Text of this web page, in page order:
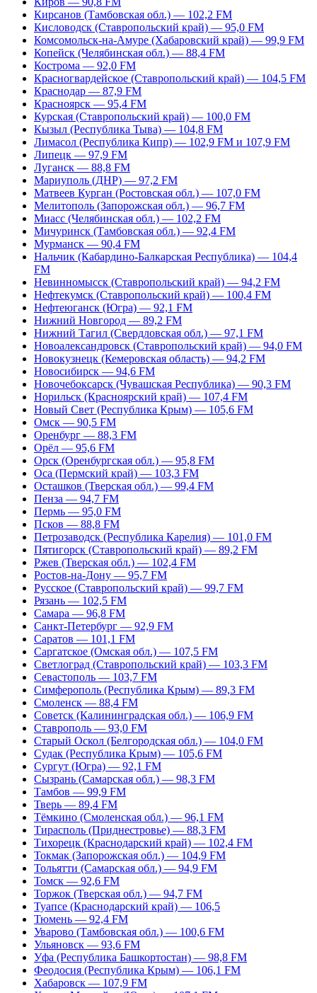
Кирсанов (Тамбовская обл.) — 102,2 FM
Кисловодск (Ставропольский край) — 95,0 FM
Комсомольск-на-Амуре (Хабаровский край) — 99,9 FM
Копейск (Челябинская обл.) — 88,4 FM
Кострома — 92,0 FM
Красногвардейское (Ставропольский край) — 104,5 FM
Краснодар — 87,9 FM
Красноярск — 95,4 FM
Курская (Ставропольский край) — 100,0 FM
Кызыл (Республика Тыва) — 104,8 FM
Лимасол (Республика Кипр) — 102,9 FM и 107,9 FM
Липецк — 97,9 FM
Луганск — 88,8 FM
Мариуполь (ДНР) — 97,2 FM
Матвеев Курган (Ростовская обл.) — 107,0 FM
Мелитополь (Запорожская обл.) — 96,7 FM
Миасс (Челябинская обл.) — 102,2 FM
Мичуринск (Тамбовская обл.) — 92,4 FM
Мурманск — 90,4 FM
Нальчик (Кабардино-Балкарская Республика) — 104,4
FM
Невинномысск (Ставропольский край) — 94,2 FM
Нефтекумск (Ставропольский край) — 100,4 FM
Нефтеюганск (Югра) — 92,1 FM
Нижний Новгород — 89,2 FM
Нижний Тагил (Свердловская обл.) — 97,1 FM
Новоалександровск (Ставропольский край) — 94,0 FM
Новокузнецк (Кемеровская область) — 94,2 FM
Новосибирск — 94,6 FM
Новочебоксарск (Чувашская Республика) — 90,3 FM
Норильск (Красноярский край) — 107,4 FM
Новый Свет (Республика Крым) — 105,6 FM
Омск — 90,5 FM
Оренбург — 88,3 FM
Орёл — 95,6 FM
Орск (Оренбургская обл.) — 95,8 FM
Оса (Пермский край) — 103,3 FM
Осташков (Тверская обл.) — 99,4 FM
Пенза — 94,7 FM
Пермь — 95,0 FM
Псков — 88,8 FM
Петрозаводск (Республика Карелия) — 101,0 FM
Пятигорск (Ставропольский край) — 89,2 FM
Ржев (Тверская обл.) — 102,4 FM
Ростов-на-Дону — 95,7 FM
Русское (Ставропольский край) — 99,7 FM
Рязань — 102,5 FM
Самара — 96,8 FM
Санкт-Петербург — 92,9 FM
Саратов — 101,1 FM
Саргатское (Омская обл.) — 107,5 FM
Светлоград (Ставропольский край) — 103,3 FM
Севастополь — 103,7 FM
Симферополь (Республика Крым) — 89,3 FM
Смоленск — 88,4 FM
Советск (Калининградская обл.) — 106,9 FM
Ставрополь — 93,0 FM
Старый Оскол (Белгородская обл.) — 104,0 FM
Судак (Республика Крым) — 105,6 FM
Сургут (Югра) — 92,1 FM
Сызрань (Самарская обл.) — 98,3 FM
Тамбов — 99,9 FM
Тверь — 89,4 FM
Тёмкино (Смоленская обл.) — 96,1 FM
Тирасполь (Приднестровье) — 88,3 FM
Тихорецк (Краснодарский край) — 102,4 FM
Токмак (Запорожская обл.) — 104,9 FM
Тольятти (Самарская обл.) — 94,9 FM
Томск — 92,6 FM
Торжок (Тверская обл.) — 94,7 FM
Туапсе (Краснодарский край) — 106,5
Тюмень — 92,4 FM
Уварово (Тамбовская обл.) — 100,6 FM
Ульяновск — 93,6 FM
Уфа (Республика Башкортостан) — 98,8 FM
Феодосия (Республика Крым) — 106,1 FM
Хабаровск — 107,9 FM